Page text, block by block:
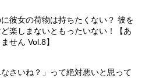
彼女の荷物は持ちたくない？ 彼を
楽しまないともったいない！【あ
せん Vol.8】
なさいね？」って絶対悪いと思って